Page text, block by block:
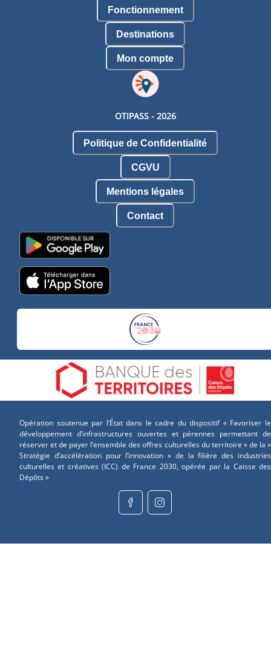
Fonctionnement
Destinations
Mon compte
OTIPASS - 2026
Politique de Confidentialité
CGVU
Mentions légales
Contact
Opération soutenue par l’État dans le cadre du dispositif « Favoriser le
développement d’infrastructures ouvertes et pérennes permettant de
réserver et de payer l’ensemble des offres culturelles du territoire » de la «
Stratégie d’accélération pour l’innovation » de la filière des industries
culturelles et créatives (ICC) de France 2030, opérée par la Caisse des
Dépôts »